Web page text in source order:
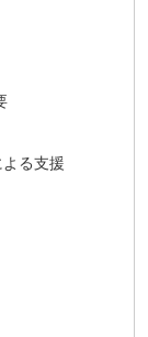
る支援